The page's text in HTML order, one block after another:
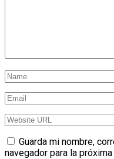
Guarda mi nombre,
navegador para la